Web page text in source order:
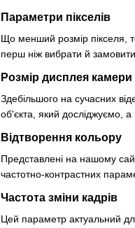
Параметри пікселів
Що менший розмір пікселя,
перш ніж вибрати й
Розмір дисплея камери
Здебільшого на сучасних
об'єкта, який досліджуємо, а
Відтворення кольору
Представлені на нашому
частотно-контрастних
Частота зміни кадрів
Цей параметр актуальний